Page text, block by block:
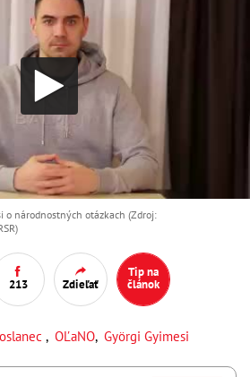
o národnostných otázkach (Zdroj:
213 Zdieľať
Tip na
článok
, OĽaNO, Györgi Gyimesi